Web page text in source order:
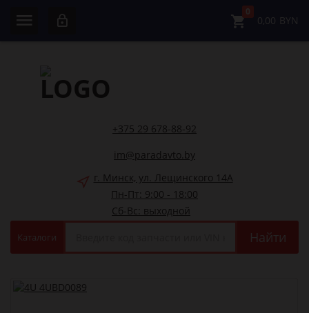
0
0,00 BYN
+375 29 678-88-92
im@paradavto.by
г. Минск, ул. Лещинского 14А
Пн-Пт: 9:00 - 18:00
Сб-Вс: выходной
Каталоги Найти